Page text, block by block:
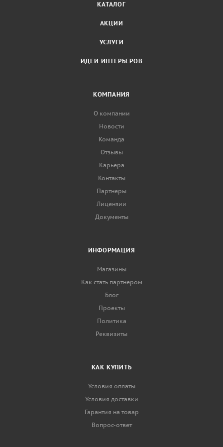
КАТАЛОГ
АКЦИИ
УСЛУГИ
ИДЕИ ИНТЕРЬЕРОВ
КОМПАНИЯ
О компании
Новости
Команда
Отзывы
Карьера
Контакты
Партнеры
Лицензии
Документы
ИНФОРМАЦИЯ
Магазины
Как стать партнером
Блог
Проекты
Политика
Реквизиты
КАК КУПИТЬ
Условия оплаты
Условия доставки
Гарантия на товар
Вопрос-ответ